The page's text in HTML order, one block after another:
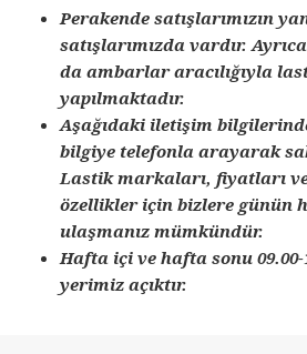
Perakende satışlarımızın
satışlarımızda vardır.
da ambarlar aracılığıyla
yapılmaktadır.
Aşağıdaki iletişim
bilgiye telefonla arayarak
Lastik markaları, fiyatları
özellikler için bizlere günün
ulaşmanız mümkündür.
Hafta içi ve hafta sonu 09.00-
yerimiz açıktır.